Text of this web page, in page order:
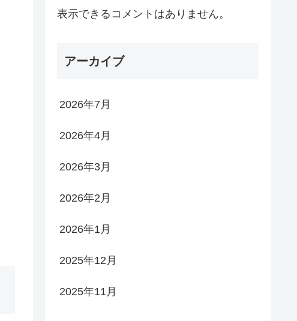
表示できるコメントはありません。
アーカイブ
2026年7月
2026年4月
2026年3月
2026年2月
2026年1月
2025年12月
2025年11月